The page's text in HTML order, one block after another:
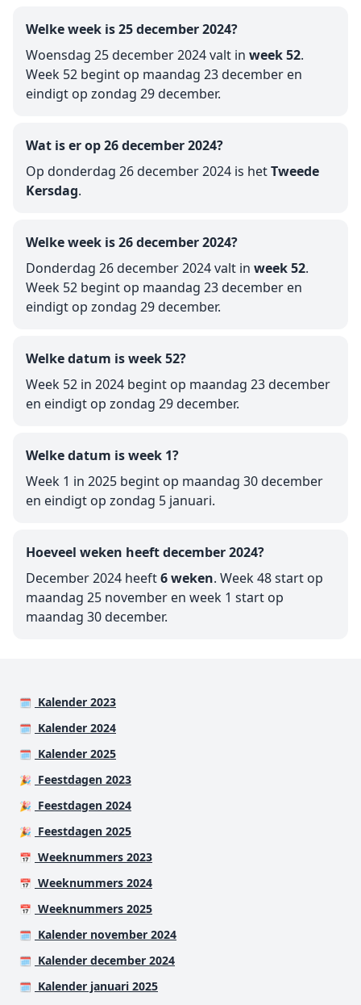
Welke week is 25 december 2024?
Woensdag 25 december 2024 valt in week 52.
Week 52 begint op maandag 23 december en
eindigt op zondag 29 december.
Wat is er op 26 december 2024?
Op donderdag 26 december 2024 is hetTweede
Kersdag.
Welke week is 26 december 2024?
Donderdag 26 december 2024 valt in week 52.
Week 52 begint op maandag 23 december en
eindigt op zondag 29 december.
Welke datum is week 52?
Week 52 in 2024 begint op maandag 23 december
en eindigt op zondag 29 december.
Welke datum is week 1?
Week 1 in 2025 begint op maandag 30 december
en eindigt op zondag 5 januari.
Hoeveel weken heeft december 2024?
December 2024 heeft6 weken. Week 48 start op
maandag 25 november en week 1 start op
maandag 30 december.
🗓️ Kalender 2023
🗓️ Kalender 2024
🗓️ Kalender 2025
🎉 Feestdagen 2023
🎉 Feestdagen 2024
🎉 Feestdagen 2025
📅 Weeknummers 2023
📅 Weeknummers 2024
📅 Weeknummers 2025
🗓️ Kalender november 2024
🗓️ Kalender december 2024
🗓️ Kalender januari 2025